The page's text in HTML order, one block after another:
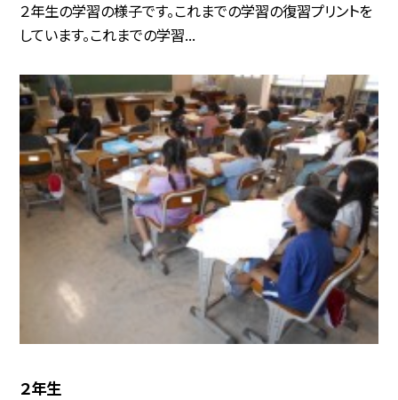
２年生の学習の様子です。これまでの学習の復習プリントを
しています。これまでの学習...
２年生